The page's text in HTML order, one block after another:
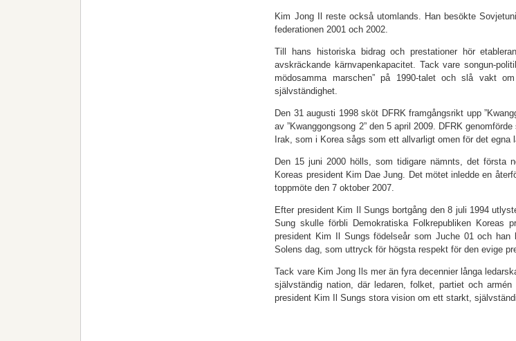
Kim Jong Il reste också utomlands. Han besökte
federationen 2001 och 2002.
Till hans historiska bidrag och prestationer hör
avskräckande kärnvapenkapacitet. Tack vare songun-
mödosamma marschen” på 1990-talet och slå vakt
självständighet.
Den 31 augusti 1998 sköt DFRK framgångsrikt upp
av ”Kwanggongsong 2” den 5 april 2009. DFRK
Irak, som i Korea sågs som ett allvarligt omen för det egna
Den 15 juni 2000 hölls, som tidigare nämnts, det första
Koreas president Kim Dae Jung. Det mötet inledde en
toppmöte den 7 oktober 2007.
Efter president Kim Il Sungs bortgång den 8 juli 1994
Sung skulle förbli Demokratiska Folkrepubliken Koreas
president Kim Il Sungs födelseår som Juche 01 och
Solens dag, som uttryck för högsta respekt för den evige
Tack vare Kim Jong Ils mer än fyra decennier långa
självständig nation, där ledaren, folket, partiet och
president Kim Il Sungs stora vision om ett starkt,